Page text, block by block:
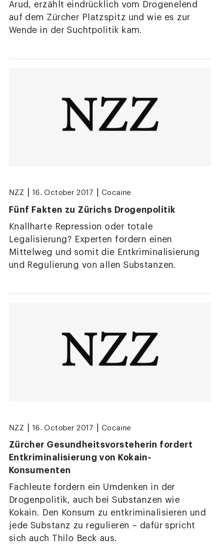
Arud, erzählt eindrücklich vom Drogenelend
auf dem Zürcher Platzspitz und wie es zur
Wende in der Suchtpolitik kam.
NZZ 16. October 2017 Cocaine
Fünf Fakten zu Zürichs Drogenpolitik
Knallharte Repression oder totale
Legalisierung? Experten fordern einen
Mittelweg und somit die Entkriminalisierung
und Regulierung von allen Substanzen.
NZZ 16. October 2017 Cocaine
Zürcher Gesundheitsvorsteherin fordert
Entkriminalisierung von Kokain-
Konsumenten
Fachleute fordern ein Umdenken in der
Drogenpolitik, auch bei Substanzen wie
Kokain. Den Konsum zu entkriminalisieren und
jede Substanz zu regulieren – dafür spricht
sich auch Thilo Beck aus.